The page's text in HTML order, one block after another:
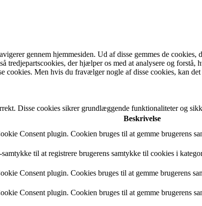
gennem hjemmesiden. Ud af disse gemmes de cookies,
der hjælper os med at analysere og forstå,
Men hvis du fravælger nogle af disse cookies, kan
Disse cookies sikrer grundlæggende funktionaliteter og
Beskrivelse
Consent plugin. Cookien bruges til at gemme brugerens
til at registrere brugerens samtykke til cookies i
Consent plugin. Cookies bruges til at gemme brugerens
Consent plugin. Cookien bruges til at gemme brugerens